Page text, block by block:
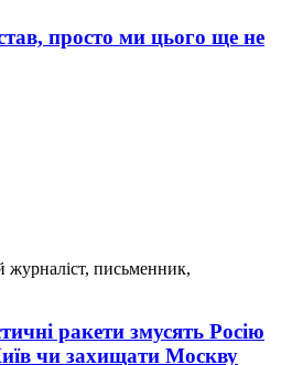
просто ми цього ще не
журналіст, письменник,
ракети змусять Росію
чи захищати Москву